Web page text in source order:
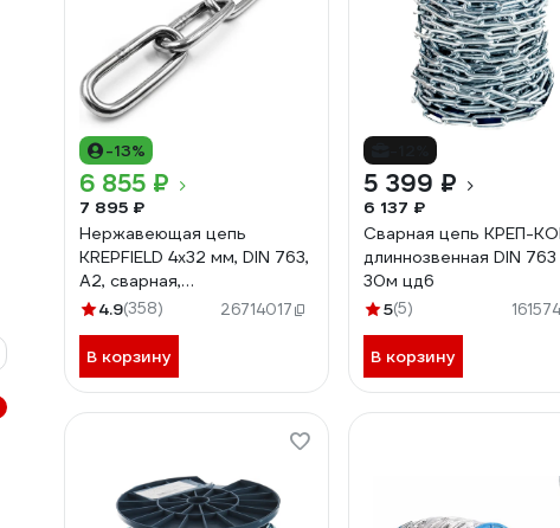
-13%
6 855 ₽
7 895 ₽
Нержавеющая цепь
KREPFIELD 4x32 мм, DIN 763,
А2, сварная,
длиннозвенная, 10 м
4.9(358) 26714017
В корзину
5 399 ₽
6 137 ₽
Сварная цепь КРЕП-
длиннозвенная DIN
30м цд6
5(5)
В корзину